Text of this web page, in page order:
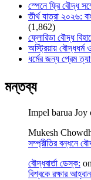
স্পেনে ফ্রি বৌদ্ধ
তীর্থ যাত্রা ২০২৬:
(1,862)
ফ্লোরিডা বৌদ্ধ
অস্ট্রিয়ায়
ধর্মের জন্য প্রেম
মন্তব্য
Impel barua Joy
Mukesh
সম্প্রীতির বন্ধনে
বৌদ্ধবার্তা ডেস্ক: on
বিশ্বকে রক্ষার আহ্বান